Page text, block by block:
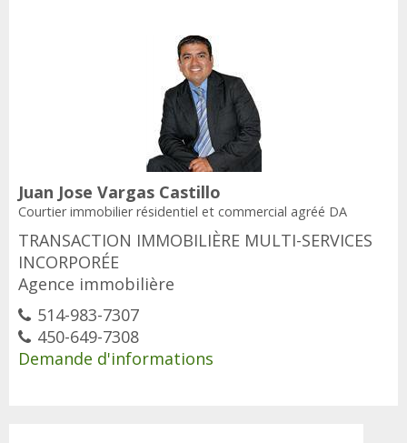
Juan Jose Vargas Castillo
Courtier immobilier résidentiel et commercial agréé DA
TRANSACTION IMMOBILIÈRE MULTI-SERVICES
INCORPORÉE
Agence immobilière
514-983-7307
450-649-7308
Demande d'informations